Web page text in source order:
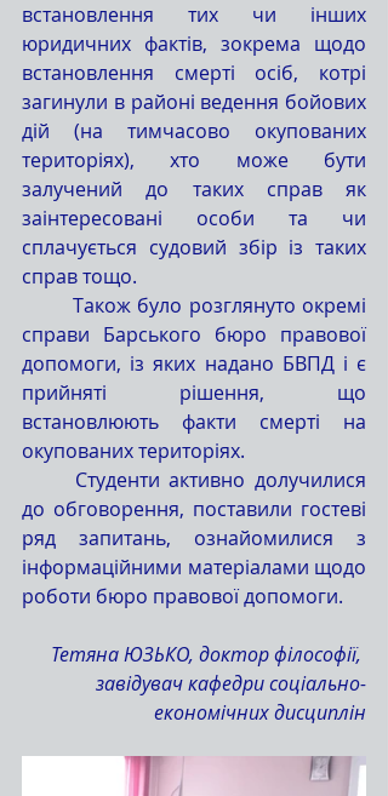
встановлення тих чи інших
юридичних фактів, зокрема щодо
встановлення смерті осіб, котрі
загинули в районі ведення бойових
дій (на тимчасово окупованих
територіях), хто може бути
залучений до таких справ як
заінтересовані особи та чи
сплачується судовий збір із таких
справ тощо.
справи Барського бюро правової
допомоги, із яких надано БВПД і є
прийняті рішення, що
встановлюють факти смерті на
окупованих територіях.
до обговорення, поставили гостеві
ряд запитань, ознайомилися з
інформаційними матеріалами щодо
роботи бюро правової допомоги.
Тетяна ЮЗЬКО, доктор філософії,
завідувач кафедри соціально-
економічних дисциплін